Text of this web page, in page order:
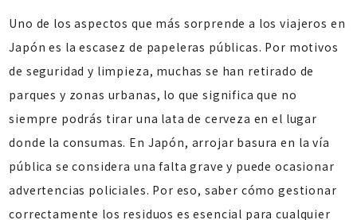
Uno de los aspectos que más sorprende a los viajeros en
Japón es la escasez de papeleras públicas. Por motivos
de seguridad y limpieza, muchas se han retirado de
parques y zonas urbanas, lo que significa que no
siempre podrás tirar una lata de cerveza en el lugar
donde la consumas. En Japón, arrojar basura en la vía
pública se considera una falta grave y puede ocasionar
advertencias policiales. Por eso, saber cómo gestionar
correctamente los residuos es esencial para cualquier